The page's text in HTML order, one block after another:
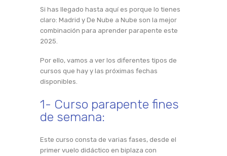
Si has llegado hasta aquí es porque lo tienes
claro: Madrid y De Nube a Nube son la mejor
combinación para aprender parapente este
2025.
Por ello, vamos a ver los diferentes tipos de
cursos que hay y las próximas fechas
disponibles.
1- Curso parapente fines
de semana:
Este curso consta de varias fases, desde el
primer vuelo didáctico en biplaza con